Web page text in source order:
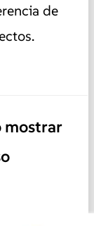
de
mostrar